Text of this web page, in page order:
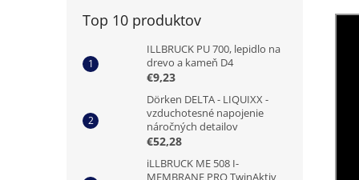
Top 10 produktov
ILLBRUCK PU 700, lepidlo na
drevo a kameň D4
€9,23
Dörken DELTA - LIQUIXX -
vzduchotesné napojenie
náročných detailov
€52,28
iLLBRUCK ME 508 I-